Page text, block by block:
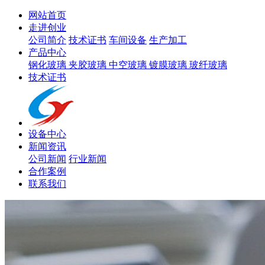
网站首页
走进创业
公司简介 技术证书 车间设备 生产加工
产品中心
钢化玻璃 夹胶玻璃 中空玻璃 镀膜玻璃 玻纤玻璃
技术证书
设备中心
新闻资讯
公司新闻 行业新闻
合作案例
联系我们